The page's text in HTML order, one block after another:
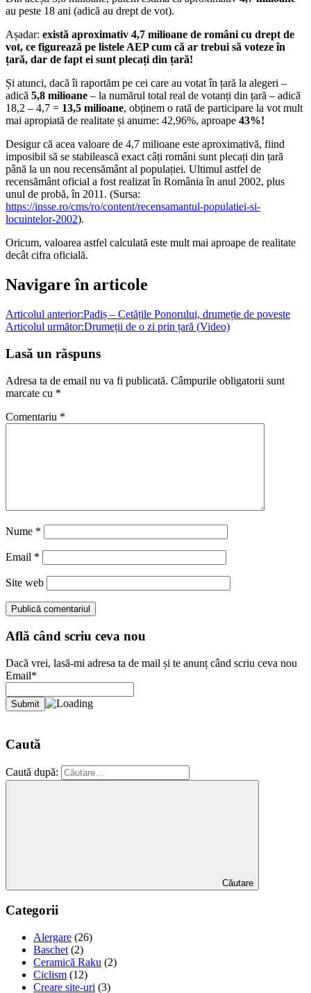
au peste 18 ani (adică au drept de vot).
Așadar: există aproximativ 4,7 milioane de români cu drept de
vot, ce figurează pe listele AEP cum că ar trebui să voteze în
țară, dar de fapt ei sunt plecați din țară!
Și atunci, dacă îi raportăm pe cei care au votat în țară la alegeri –
adică 5,8 milioane – la numărul total real de votanți din țară – adică
18,2 – 4,7 = 13,5 milioane, obținem o rată de participare la vot mult
mai apropiată de realitate și anume: 42,96%, aproape 43%!
Desigur că acea valoare de 4,7 milioane este aproximativă, fiind
imposibil să se stabilească exact câți români sunt plecați din țară
până la un nou recensământ al populației. Ultimul astfel de
recensământ oficial a fost realizat în România în anul 2002, plus
unul de probă, în 2011. (Sursa:
https://insse.ro/cms/ro/content/recensamantul-populatiei-si-
locuintelor-2002).
Oricum, valoarea astfel calculată este mult mai aproape de realitate
decât cifra oficială.
alegeri
parlamentare prezență
vot
Navigare în articole
Articolul anterior:Padiș – Cetățile Ponorului, drumeție de poveste
Articolul următor:Drumeții de o zi prin țară (Video)
Lasă un răspuns
Adresa ta de email nu va fi publicată. Câmpurile obligatorii sunt
marcate cu *
Comentariu *
Nume *
Email *
Site web
Află când scriu ceva nou
Dacă vrei, lasă-mi adresa ta de mail și te anunț când scriu ceva nou
Email*
Caută
Caută după:
Căutare
Categorii
Alergare (26)
Baschet (2)
Ceramică Raku (2)
Ciclism (12)
Creare site-uri (3)